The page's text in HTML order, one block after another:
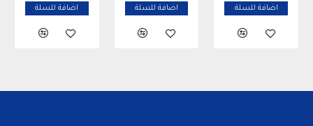
اضافة للسلة اضافة للسلة اضافة للسلة